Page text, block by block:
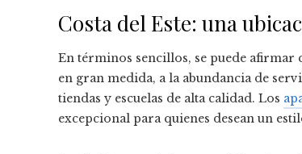
Costa del Este: una
En términos sencillos, se puede afirmar
en gran medida, a la abundancia de
tiendas y escuelas de alta calidad. Los
excepcional para quienes desean un